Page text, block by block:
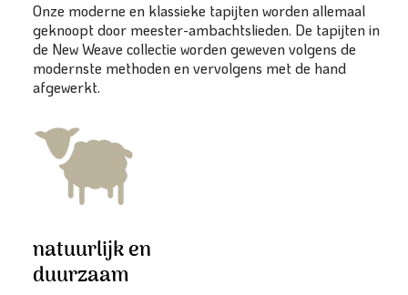
Onze moderne en klassieke tapijten worden allemaal
geknoopt door meester-ambachtslieden. De tapijten in
de New Weave collectie worden geweven volgens de
modernste methoden en vervolgens met de hand
afgewerkt.
natuurlijk en
duurzaam